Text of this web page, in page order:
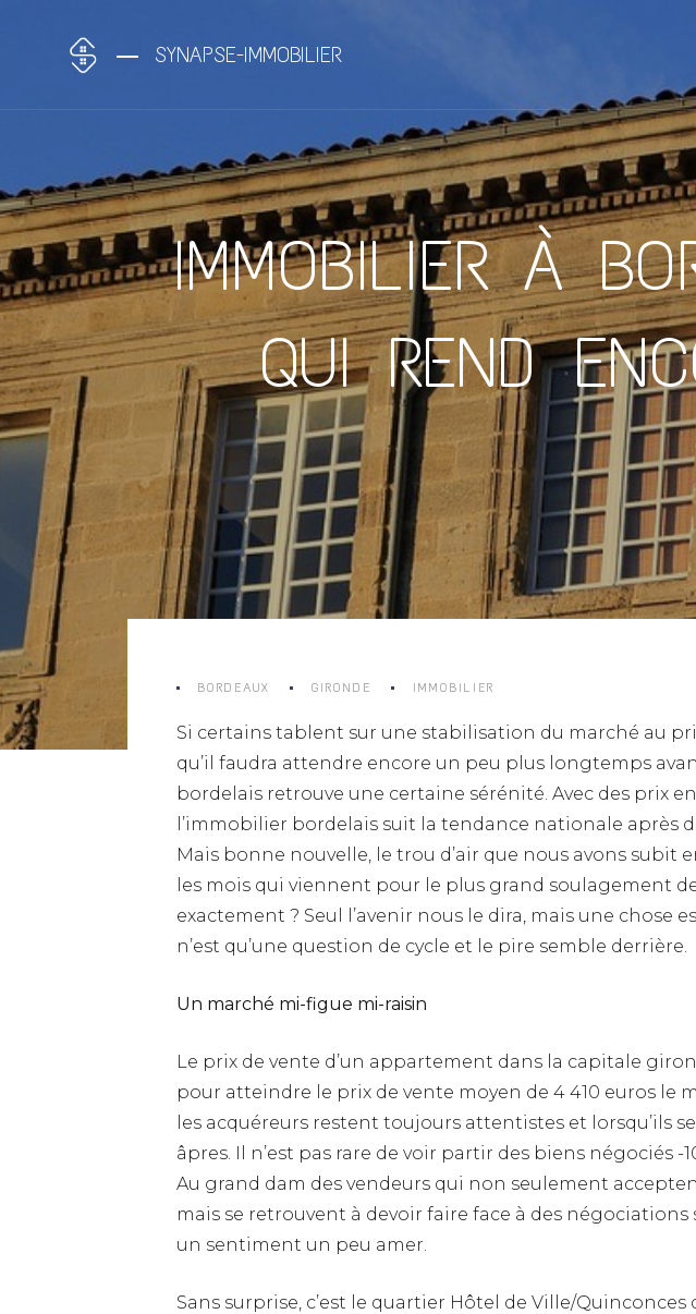
SYNAPSE-IMMOBILIER
IMMOBILIER À
QUI REND
BORDEAUX GIRONDE IMMOBILIER
Si certains tablent sur une stabilisation du marché au
qu’il faudra attendre encore un peu plus longtemps
bordelais retrouve une certaine sérénité. Avec des prix en
l’immobilier bordelais suit la tendance nationale après
Mais bonne nouvelle, le trou d’air que nous avons subit
les mois qui viennent pour le plus grand soulagement
exactement ? Seul l’avenir nous le dira, mais une chose
n’est qu’une question de cycle et le pire semble derrière.
Un marché mi-figue mi-raisin
Le prix de vente d’un appartement dans la capitale
pour atteindre le prix de vente moyen de 4 410 euros le
les acquéreurs restent toujours attentistes et lorsqu’ils
âpres. Il n’est pas rare de voir partir des biens négociés -
Au grand dam des vendeurs qui non seulement
mais se retrouvent à devoir faire face à des
un sentiment un peu amer.
Sans surprise, c’est le quartier Hôtel de Ville/